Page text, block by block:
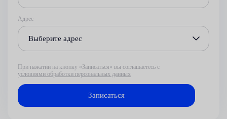
Адрес
Выберите адрес
При нажатии на кнопку «Записаться» вы соглашаетесь с
условиями обработки персональных данных